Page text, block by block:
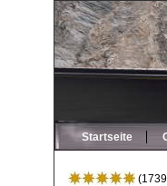
Startseite